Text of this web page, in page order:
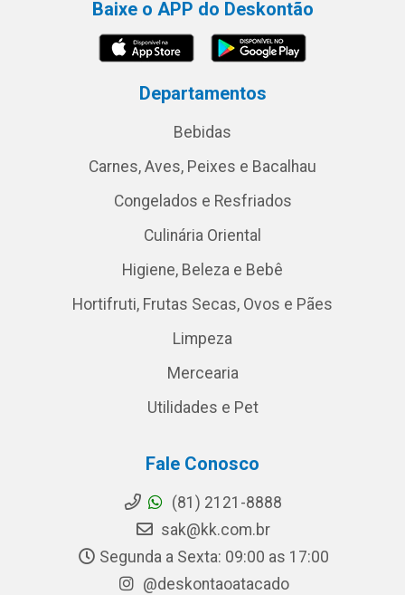
Baixe o APP do Deskontão
Departamentos
Bebidas
Carnes, Aves, Peixes e Bacalhau
Congelados e Resfriados
Culinária Oriental
Higiene, Beleza e Bebê
Hortifruti, Frutas Secas, Ovos e Pães
Limpeza
Mercearia
Utilidades e Pet
Fale Conosco
(81) 2121-8888
sak@kk.com.br
Segunda a Sexta: 09:00 as 17:00
@deskontaoatacado